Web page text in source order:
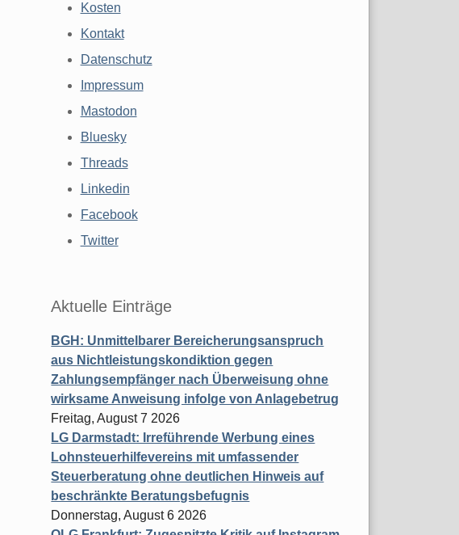
Kosten
Kontakt
Datenschutz
Impressum
Mastodon
Bluesky
Threads
Linkedin
Facebook
Twitter
Aktuelle Einträge
BGH: Unmittelbarer Bereicherungsanspruch
aus Nichtleistungskondiktion gegen
Zahlungsempfänger nach Überweisung ohne
wirksame Anweisung infolge von Anlagebetrug
Freitag, August 7 2026
LG Darmstadt: Irreführende Werbung eines
Lohnsteuerhilfevereins mit umfassender
Steuerberatung ohne deutlichen Hinweis auf
beschränkte Beratungsbefugnis
Donnerstag, August 6 2026